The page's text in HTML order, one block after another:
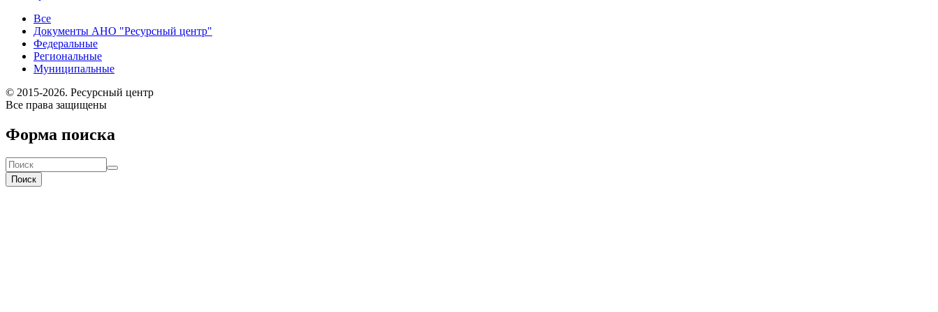
Все
Документы АНО "Ресурсный центр"
Федеральные
Региональные
Муниципальные
© 2015-2026. Ресурсный центр
Все права защищены
Форма поиска
Поиск